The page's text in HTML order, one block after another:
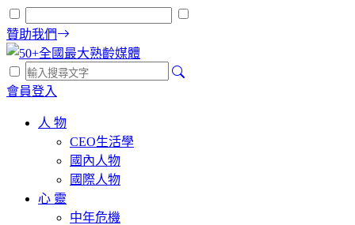
贊助我們
會員登入
人 物
CEO生活學
國內人物
國際人物
心 靈
中年危機